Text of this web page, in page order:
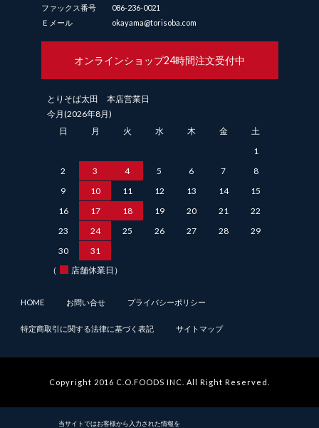
ファックス番号
086-236-0021
Ｅメール
okayama@torisoba.com
オンラインショップ24時間注文受付中
とりそば太田 本店営業日
今月(2026年8月)
日
月 火 水 木 金
土
1
2
3 4 5 6 7
8
9
10 11 12 13 14
15
16
17 18 19 20 21
22
23
24 25 26 27 28
29
30
31
（
店舗休業日）
HOME お問い合せ プライバシーポリシー
特定商取引に関する法律に基づく表記 サイトマップ
Copyright 2016 C.O.FOODS INC. All Right Reserved.
当サイトではお客様から入力された情報を